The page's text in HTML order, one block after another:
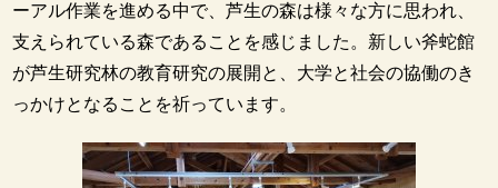
ーアル作業を進める中で、芦生の森は様々な方に思われ、
支えられている森であることを感じました。新しい斧蛇館
が芦生研究林の教育研究の展開と、大学と社会の協働のき
っかけとなることを祈っています。